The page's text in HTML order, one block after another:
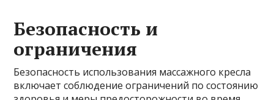
Безопасность и
ограничения
Безопасность использования массажного кресла
включает соблюдение ограничений по состоянию